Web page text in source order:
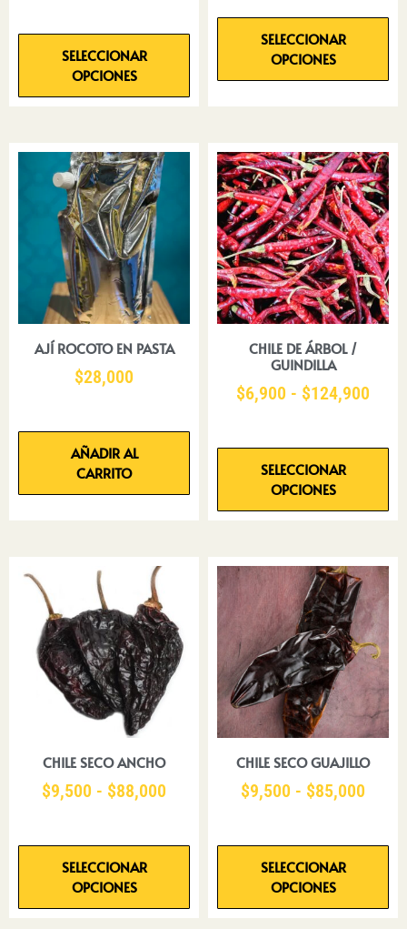
SELECCIONAR
OPCIONES
SELECCIONAR
OPCIONES
AJÍ ROCOTO EN PASTA
$28,000
AÑADIR AL
CARRITO
CHILE DE ÁRBOL /
GUINDILLA
$6,900 - $124,900
SELECCIONAR
OPCIONES
CHILE SECO ANCHO
$9,500 - $88,000
SELECCIONAR
OPCIONES
CHILE SECO GUAJILLO
$9,500 - $85,000
SELECCIONAR
OPCIONES